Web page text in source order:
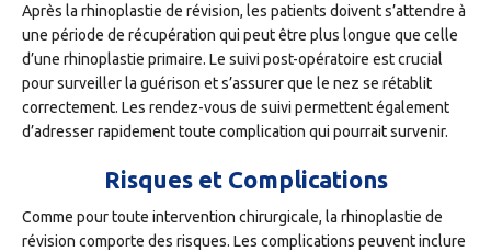
Après la rhinoplastie de révision, les patients doivent s’attendre à
une période de récupération qui peut être plus longue que celle
d’une rhinoplastie primaire. Le suivi post-opératoire est crucial
pour surveiller la guérison et s’assurer que le nez se rétablit
correctement. Les rendez-vous de suivi permettent également
d’adresser rapidement toute complication qui pourrait survenir.
Risques et Complications
Comme pour toute intervention chirurgicale, la rhinoplastie de
révision comporte des risques. Les complications peuvent inclure